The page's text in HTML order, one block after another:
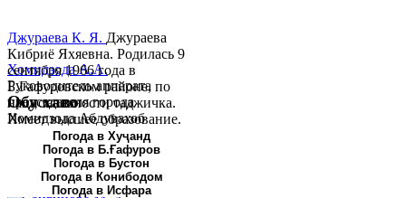
Хомидзода А.А.
Руководитель аппарата
председателя города
Хомидзода Абдувахоб
Абдумаджид родился 8
июня 1978 года в городе
Худжанде. По
национальности...
Джураева К. Я. Джураева
Кибриё Яхяевна. Родилась 9
сентября 1966 года в
Б.Гафуровском районе, по
национальности таджичка.
Имеет высшее образование.
В 1997 ...
Обу хаво
Погода в Хуҷанд
Погода в Б.Ғафуров
Погода в Бустон
Погода в Конибодом
Погода в Исфара